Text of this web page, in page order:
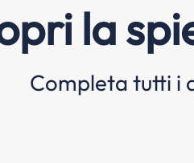
la
Completa tutti i